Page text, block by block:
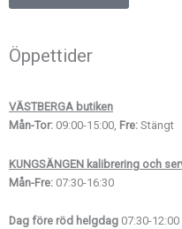
Öppettider
VÄSTBERGA butiken
Mån-Tor: 09:00-15:00, Fre: Stängt
KUNGSÄNGEN kalibrering och
Mån-Fre: 07:30-16:30
Dag före röd helgdag 07:30-12:00